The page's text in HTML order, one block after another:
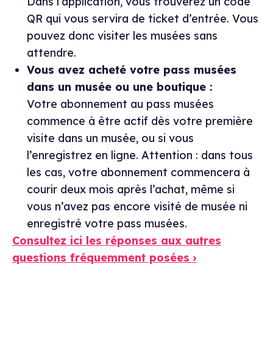
QR qui vous servira de ticket d’entrée. Vous
pouvez donc visiter les musées sans
attendre.
Vous avez acheté votre pass musées
dans un musée ou une boutique :
Votre abonnement au pass musées
commence à être actif dès votre première
visite dans un musée, ou si vous
l’enregistrez en ligne. Attention : dans tous
les cas, votre abonnement commencera à
courir deux mois après l’achat, même si
vous n’avez pas encore visité de musée ni
enregistré votre pass musées.
Consultez ici les réponses aux autres
questions fréquemment posées ›